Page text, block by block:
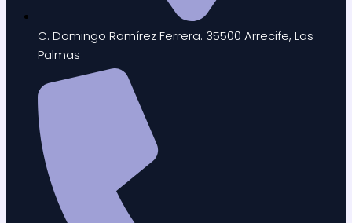
C. Domingo Ramírez Ferrera. 35500 Arrecife, Las
Palmas